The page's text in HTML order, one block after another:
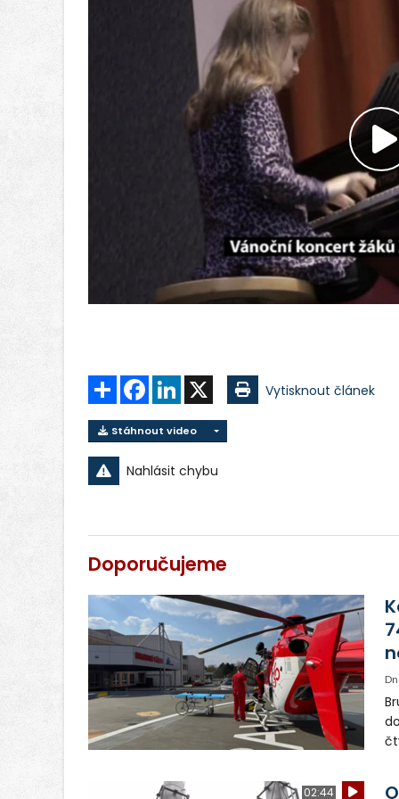
Sdílet FacebookLinkedIn Vytisknout článek
Stáhnout video
Nahlásit chybu
Doporučujeme
02:44